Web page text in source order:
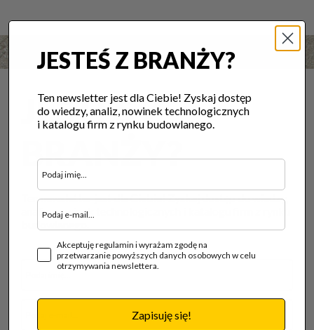
JESTEŚ Z
BRANŻY?
Ten newsletter jest dla Ciebie! Zyskaj dostęp do wiedzy,
analiz, nowinek technologicznych i katalogu firm z rynku
JESTEŚ Z BRANŻY?
Ten newsletter jest dla Ciebie! Zyskaj dostęp
do wiedzy, analiz, nowinek technologicznych
i katalogu firm z rynku budowlanego.
Akceptuję regulamin i wyrażam zgodę na
przetwarzanie powyższych danych osobowych w celu
otrzymywania newslettera.
Zapisuję się!